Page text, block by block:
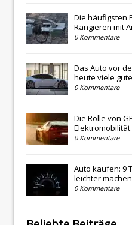
Die häufigsten
Rangieren mit
0 Kommentare
Das Auto vor
heute viele
0 Kommentare
Die Rolle von
0 Kommentare
Auto kaufen: 9
leichter machen
0 Kommentare